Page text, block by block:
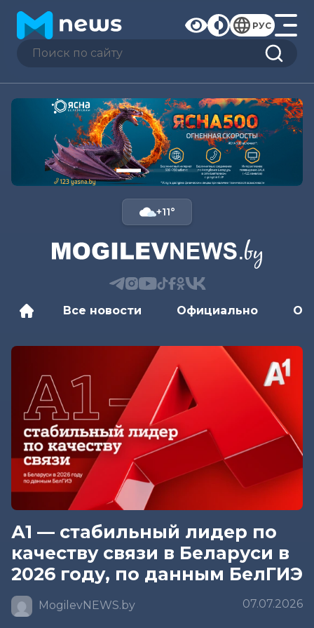
РУС
+11°
Все новости Официально
А1 — стабильный лидер по
качеству связи в Беларуси в
2026 году, по данным БелГИЭ
MogilevNEWS.by 07.07.2026